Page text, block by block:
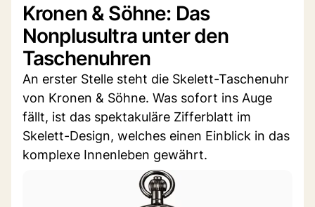
Kronen & Söhne: Das
Nonplusultra unter den
Taschenuhren
An erster Stelle steht die Skelett-Taschenuhr
von Kronen & Söhne. Was sofort ins Auge
fällt, ist das spektakuläre Zifferblatt im
Skelett-Design, welches einen Einblick in das
komplexe Innenleben gewährt.